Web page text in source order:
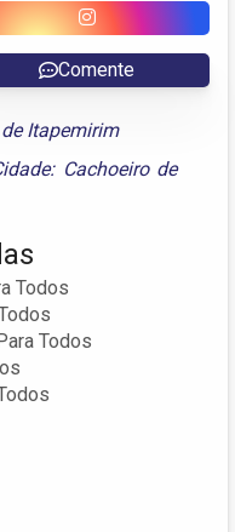
Comente
Itapemirim
Cachoeiro de
Todos
Todos